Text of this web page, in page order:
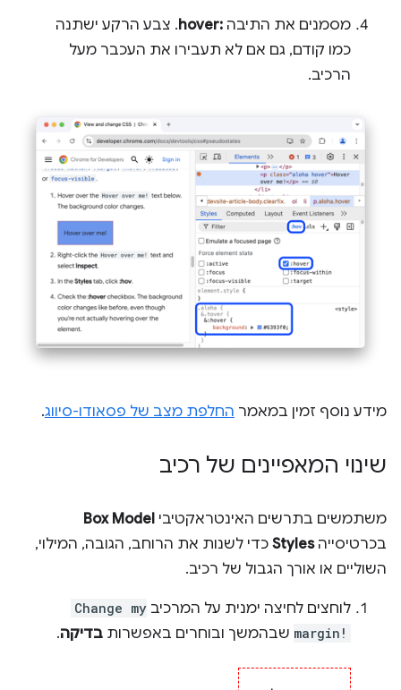
מסמנים את התיבה :hover
. צבע הרקע ישתנה
כמו קודם, גם אם לא תעבירו את העכבר מעל
הרכיב.
מידע נוסף זמין במאמר החלפת מצב של פסאודו-סיווג.
שינוי המאפיינים של רכיב
משתמשים בתרשים האינטראקטיבי Box Model
בכרטיסייהStyles כדי לשנות את הרוחב, הגובה, המילוי,
השוליים או אורך הגבול של רכיב.
לוחצים לחיצה ימנית על המרכיב Change my
margin! שבהמשך ובוחרים באפשרות בדיקה.